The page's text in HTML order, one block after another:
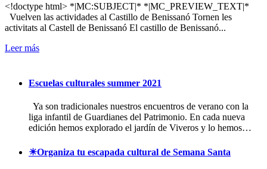
<!doctype html> *|MC:SUBJECT|* *|MC_PREVIEW_TEXT|*
Vuelven las actividades al Castillo de Benissanó Tornen les
activitats al Castell de Benissanó El castillo de Benissanó...
Leer más
Escuelas culturales summer 2021
Ya son tradicionales nuestros encuentros de verano con la
liga infantil de Guardianes del Patrimonio. En cada nueva
edición hemos explorado el jardín de Viveros y lo hemos…
☀Organiza tu escapada cultural de Semana Santa